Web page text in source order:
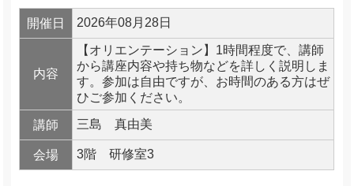
開催日 2026年08月28日
内容
【オリエンテーション】1時間程度で、講師
から講座内容や持ち物などを詳しく説明しま
す。参加は自由ですが、お時間のある方はぜ
ひご参加ください。
講師 三島 真由美
会場 3階 研修室3